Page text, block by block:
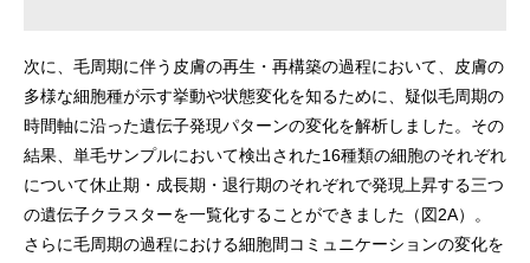
次に、毛周期に伴う皮膚の再生・再構築の過程において、皮膚の
多様な細胞種が示す挙動や状態変化を知るために、疑似毛周期の
時間軸に沿った遺伝子発現パターンの変化を解析しました。その
結果、単毛サンプルにおいて検出された16種類の細胞のそれぞれ
について休止期・成長期・退行期のそれぞれで発現上昇する三つ
の遺伝子クラスターを一覧化することができました（図2A）。
さらに毛周期の過程における細胞間コミュニケーションの変化を